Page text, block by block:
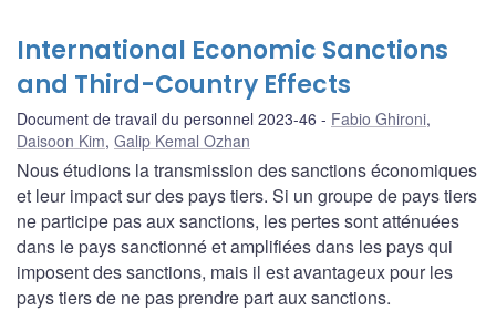
International Economic Sanctions
and Third-Country Effects
Document de travail du personnel 2023-46 Fabio Ghironi,
Daisoon Kim, Galip Kemal Ozhan
Nous étudions la transmission des sanctions économiques
et leur impact sur des pays tiers. Si un groupe de pays tiers
ne participe pas aux sanctions, les pertes sont atténuées
dans le pays sanctionné et amplifiées dans les pays qui
imposent des sanctions, mais il est avantageux pour les
pays tiers de ne pas prendre part aux sanctions.